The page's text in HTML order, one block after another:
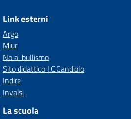
Link esterni
Argo
Miur
No al bullismo
Sito didattico I.C.Candiolo
Indire
Invalsi
La scuola